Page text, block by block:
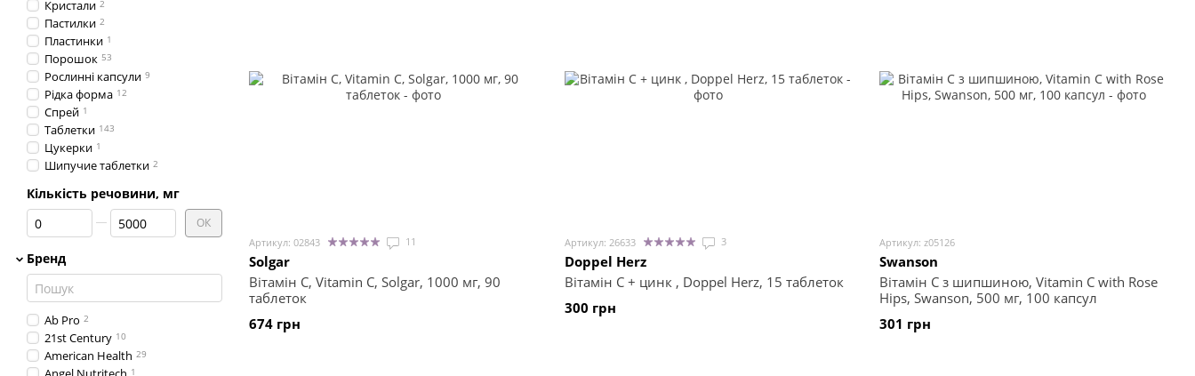
Артикул: 02843 11
Solgar
Вітамін С, Vitamin C, Solgar, 1000 мг, 90
таблеток
674 грн
Артикул: 26633 3
Doppel Herz
Вітамін С + цинк , Doppel Herz, 15 таблеток
300 грн
Артикул: z05126
Swanson
Вітамін С з шипшиною, Vitamin C with Rose
Hips, Swanson, 500 мг, 100 капсул
301 грн
Кристали 2
Пастилки 2
Пластинки 1
Порошок 53
Рослинні капсули 9
Рідка форма 12
Спрей 1
Таблетки 143
Цукерки 1
Шипучие таблетки 2
Кількість речовини, мг
Від Кількість речовини, мг
До Кількість речовини, мг ОК
Бренд
Ab Pro 2
21st Century 10
American Health 29
1